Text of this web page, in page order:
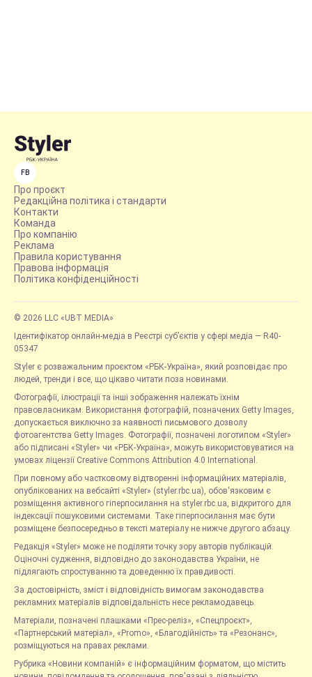
FB
Про проєкт
Редакційна політика і стандарти
Контакти
Команда
Про компанію
Реклама
Правила користування
Правова інформація
Політика конфіденційності
© 2026 LLC «UBT MEDIA»
Ідентифікатор онлайн-медіа в Реєстрі суб’єктів у сфері медіа — R40-
05347
Styler є розважальним проєктом «РБК-Україна», який розповідає про
людей, тренди і все, що цікаво читати поза новинами.
Фотографії, ілюстрації та інші зображення належать їхнім
правовласникам. Використання фотографій, позначених Getty Images,
допускається виключно за наявності письмового дозволу
фотоагентства Getty Images. Фотографії, позначені логотипом «Styler»
або підписані «Styler» чи «РБК-Україна», можуть використовуватися на
умовах ліцензії Creative Commons Attribution 4.0 International.
При повному або частковому відтворенні інформаційних матеріалів,
опублікованих на вебсайті «Styler» (styler.rbc.ua), обов'язковим є
розміщення активного гіперпосилання на styler.rbc.ua, відкритого для
індексації пошуковими системами. Таке гіперпосилання має бути
розміщене безпосередньо в тексті матеріалу не нижче другого абзацу.
Редакція «Styler» може не поділяти точку зору авторів публікацій.
Оціночні судження, відповідно до законодавства України, не
підлягають спростуванню та доведенню їх правдивості.
За достовірність, зміст і відповідність вимогам законодавства
рекламних матеріалів відповідальність несе рекламодавець.
Матеріали, позначені плашками «Прес-реліз», «Спецпроєкт»,
«Партнерський матеріал», «Promo», «Благодійність» та «Резонанс»,
розміщуються на правах реклами.
Рубрика «Новини компаній» є інформаційним форматом, що містить